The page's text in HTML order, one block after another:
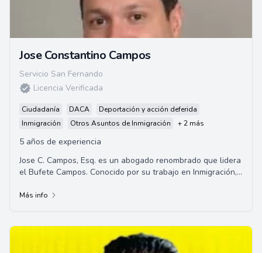
Jose Constantino Campos
Servicio San Fernando
Licencia Verificada
Ciudadanía DACA
Deportación y acción deferida
Inmigración
Otros Asuntos de Inmigración + 2 más
5 años de experiencia
Jose C. Campos, Esq. es un abogado renombrado que lidera
el Bufete Campos. Conocido por su trabajo en Inmigración,
Más info